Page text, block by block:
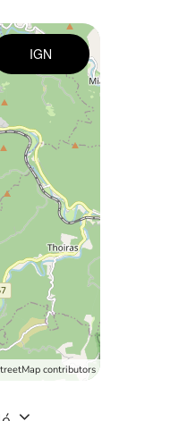
IGN
contributors